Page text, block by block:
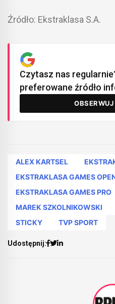
Źródło: Ekstraklasa S.A.
Czytasz nas
preferowane źródło
ALEX KARTSEL
EKSTRAKLASA GAMES
EKSTRAKLASA GAMES PRO
MAREK SZKOLNIKOWSKI
STICKY
TVP SPORT
Udostępnij: